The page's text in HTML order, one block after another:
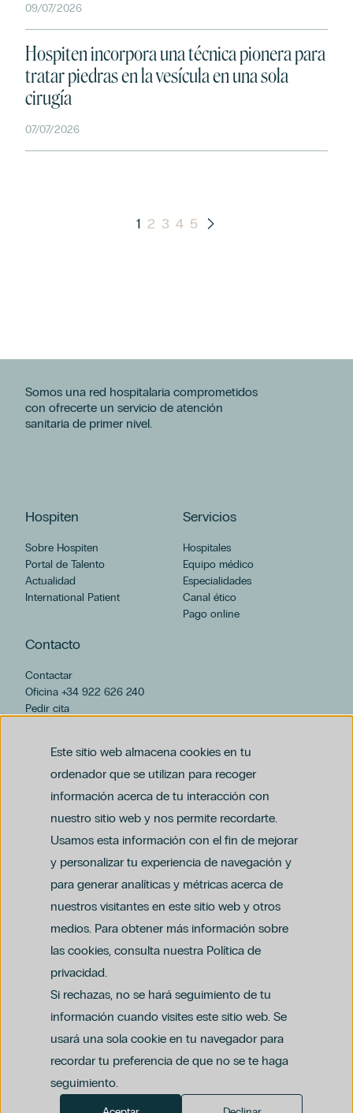
Este sitio web almacena cookies en tu
ordenador que se utilizan para recoger
información acerca de tu interacción con
nuestro sitio web y nos permite recordarte.
Usamos esta información con el fin de mejorar
y personalizar tu experiencia de navegación y
para generar analíticas y métricas acerca de
nuestros visitantes en este sitio web y otros
medios. Para obtener más información sobre
las cookies, consulta nuestra Política de
privacidad.
Si rechazas, no se hará seguimiento de tu
información cuando visites este sitio web. Se
usará una sola cookie en tu navegador para
recordar tu preferencia de que no se te haga
seguimiento.
09/07/2026
Hospiten incorpora una técnica pionera para
tratar piedras en la vesícula en una sola
cirugía
07/07/2026
1 2 3 4 5
Somos una red hospitalaria comprometidos
con ofrecerte un servicio de atención
sanitaria de primer nivel.
Hospiten
Sobre Hospiten
Portal de Talento
Actualidad
International Patient
Servicios
Hospitales
Equipo médico
Especialidades
Canal ético
Pago online
Contacto
Contactar
Oficina +34 922 626 240
Pedir cita
Política de privacidad y protección de datos
Política del canal ético (PDF)
Política de compliance penal (PDF)